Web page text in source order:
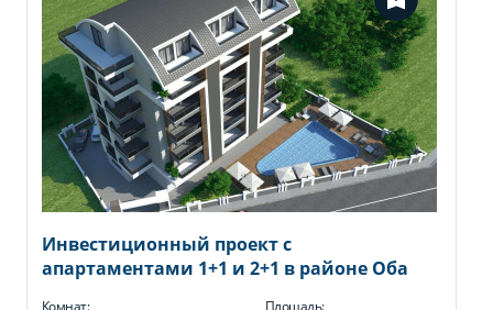
Инвестиционный проект с
апартаментами 1+1 и 2+1 в районе Оба
Комнат: Площадь: